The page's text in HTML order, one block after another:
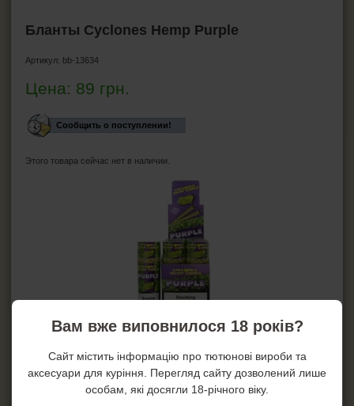
Бланты Cyclones Hemp Purple
Артикул: bb-13634
Цена: 89 грн.
Сообщить о поступлении!
Этого товара сейчас нет в наличии.
Бланты
КАЛЬЯНЫ И ВСЁ ДЛЯ НИХ
Вам вже виповнилося 18 років?
Сайт містить інформацію про тютюнові вироби та
аксесуари для куріння. Перегляд сайту дозволений лише
особам, які досягли 18-річного віку.